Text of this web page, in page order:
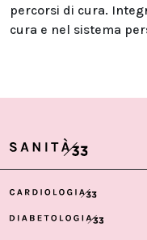
percorsi di cura.
cura e nel sistema